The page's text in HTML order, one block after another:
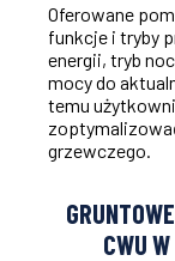
Oferowane
funkcje i tryby
energii, tryb
mocy do
temu
grzewczego.
CWU